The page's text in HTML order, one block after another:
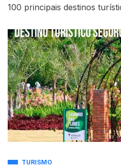
100 principais destinos
TURISMO